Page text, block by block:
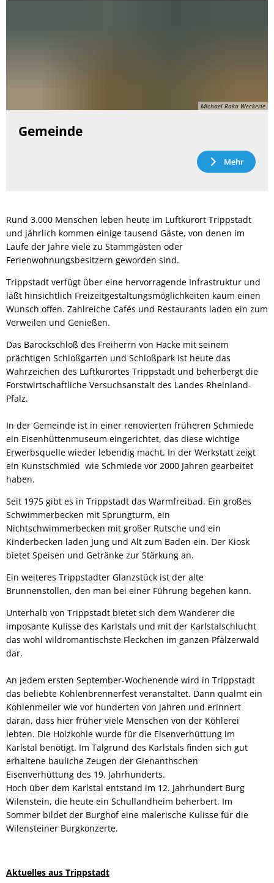
Michael Raka Weckerle
Gemeinde
Mehr
Rund 3.000 Menschen leben heute im Luftkurort Trippstadt
und jährlich kommen einige tausend Gäste, von denen im
Laufe der Jahre viele zu Stammgästen oder
Ferienwohnungsbesitzern geworden sind.
Trippstadt verfügt über eine hervorragende Infrastruktur und
läßt hinsichtlich Freizeitgestaltungsmöglichkeiten kaum einen
Wunsch offen. Zahlreiche Cafés und Restaurants laden ein zum
Verweilen und Genießen.
Das Barockschloß des Freiherrn von Hacke mit seinem
prächtigen Schloßgarten und Schloßpark ist heute das
Wahrzeichen des Luftkurortes Trippstadt und beherbergt die
Forstwirtschaftliche Versuchsanstalt des Landes Rheinland-
Pfalz.
In der Gemeinde ist in einer renovierten früheren Schmiede
ein Eisenhüttenmuseum eingerichtet, das diese wichtige
Erwerbsquelle wieder lebendig macht. In der Werkstatt zeigt
ein Kunstschmied wie Schmiede vor 2000 Jahren gearbeitet
haben.
Seit 1975 gibt es in Trippstadt das Warmfreibad. Ein großes
Schwimmerbecken mit Sprungturm, ein
Nichtschwimmerbecken mit großer Rutsche und ein
Kinderbecken laden Jung und Alt zum Baden ein. Der Kiosk
bietet Speisen und Getränke zur Stärkung an.
Ein weiteres Trippstadter Glanzstück ist der alte
Brunnenstollen, den man bei einer Führung begehen kann.
Unterhalb von Trippstadt bietet sich dem Wanderer die
imposante Kulisse des Karlstals und mit der Karlstalschlucht
das wohl wildromantischste Fleckchen im ganzen Pfälzerwald
dar.
An jedem ersten September-Wochenende wird in Trippstadt
das beliebte Kohlenbrennerfest veranstaltet. Dann qualmt ein
Kohlenmeiler wie vor hunderten von Jahren und erinnert
daran, dass hier früher viele Menschen von der Köhlerei
lebten. Die Holzkohle wurde für die Eisenverhüttung im
Karlstal benötigt. Im Talgrund des Karlstals finden sich gut
erhaltene bauliche Zeugen der Gienanthschen
Eisenverhüttung des 19. Jahrhunderts.
Hoch über dem Karlstal entstand im 12. Jahrhundert Burg
Wilenstein, die heute ein Schullandheim beherbert. Im
Sommer bildet der Burghof eine malerische Kulisse für die
Wilensteiner Burgkonzerte.
Aktuelles aus Trippstadt